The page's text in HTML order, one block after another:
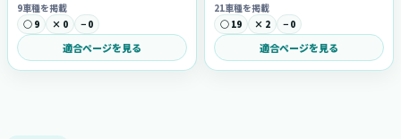
9車種を掲載
○ 9
× 0 − 0
適合ページを見る
21車種を掲載
○ 19
× 2 − 0
適合ページを見る